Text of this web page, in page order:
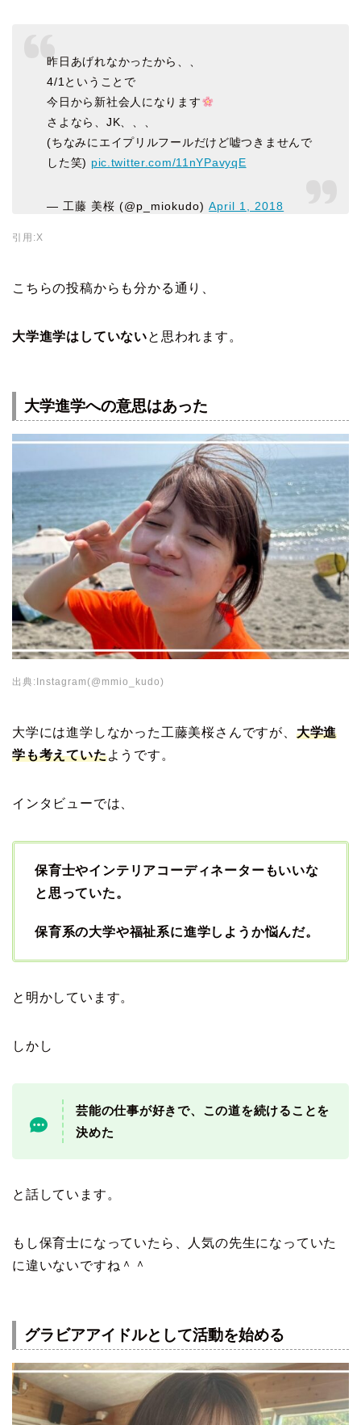
昨日あげれなかったから、、
4/1ということで
今日から新社会人になります
さよなら、JK、、、
(ちなみにエイプリルフールだけど嘘つきませんで
した笑) pic.twitter.com/11nYPavyqE
— 工藤 美桜 (@p_miokudo)April 1, 2018
引用:X
こちらの投稿からも分かる通り、
大学進学はしていないと思われます。
大学進学への意思はあった
出典:Instagram(@mmio_kudo)
大学には進学しなかった工藤美桜さんですが、 大学進
学も考えていたようです。
インタビューでは、
保育士やインテリアコーディネーターもいいな
と思っていた。
保育系の大学や福祉系に進学しようか悩んだ。
と明かしています。
しかし
芸能の仕事が好きで、この道を続けることを
決めた
と話しています。
もし保育士になっていたら、人気の先生になっていた
に違いないですね＾＾
グラビアアイドルとして活動を始める